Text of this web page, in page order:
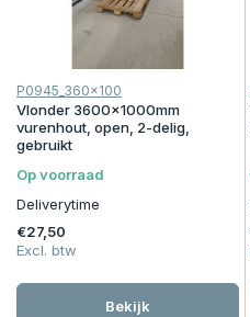
P0945_360x100
Vlonder 3600x1000mm
vurenhout, open, 2-delig,
gebruikt
Op voorraad
Deliverytime
€27,50
Excl. btw
Bekijk